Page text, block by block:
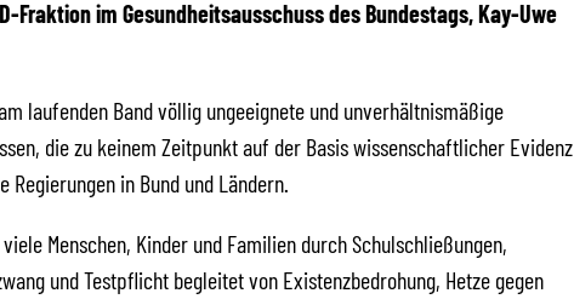
Fraktion im Gesundheitsausschuss des Bundestags, Kay-Uwe
laufenden Band völlig ungeeignete und unverhältnismäßige
die zu keinem Zeitpunkt auf der Basis wissenschaftlicher Evidenz
Regierungen in Bund und Ländern.
Menschen, Kinder und Familien durch Schulschließungen,
und Testpflicht begleitet von Existenzbedrohung, Hetze gegen